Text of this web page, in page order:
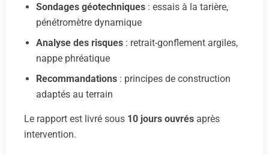
Sondages géotechniques : essais à la tarière,
pénétromètre dynamique
Analyse des risques : retrait-gonflement argiles,
nappe phréatique
Recommandations : principes de construction
adaptés au terrain
Le rapport est livré sous 10 jours ouvrés après
intervention.